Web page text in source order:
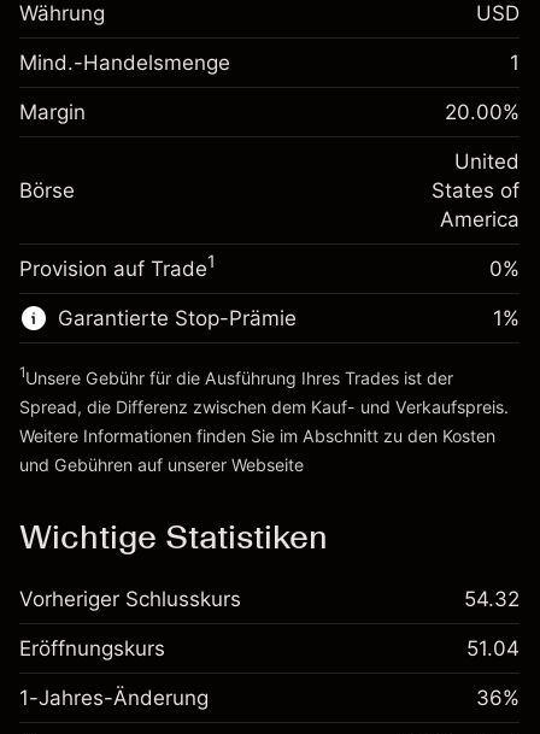
Anpassung der
Übernachtfinanzierung
fremdfinanzierten
(-$1.08)
~$5,000.00
Zur Plattform
Margin. Ihre Investition
$1,000.00
Anpassung der
-0.000654
%
(-$0.03)
Positionsgröße mit Hebelwirkung
~$5,000.00
Geld aus Hebelwirkung ~
Zur Plattform
Währung USD
Mind.-Handelsmenge 1
Margin 20.00%
Börse
United
States of
America
Provision auf Trade1 0%
Garantierte Stop-Prämie 1%
1Unsere Gebühr für die Ausführung Ihres Trades ist der
Spread, die Differenz zwischen dem Kauf- und Verkaufspreis.
Weitere Informationen finden Sie im Abschnitt zu den Kosten
und Gebühren auf unserer Webseite
Wichtige Statistiken
Vorheriger Schlusskurs 54.32
Eröffnungskurs 51.04
1-Jahres-Änderung 36%